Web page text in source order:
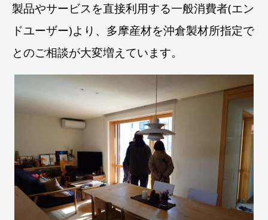
製品やサービスを直接利用する一般消費者(エン
ドユーザー)より、多摩産材を沖倉製材所指定で
とのご相談が大変増えています。